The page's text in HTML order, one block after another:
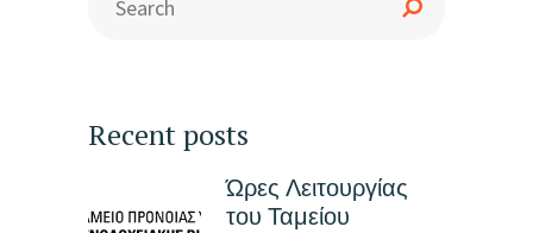
Recent posts
Ώρες Λειτουργίας
του Ταμείου